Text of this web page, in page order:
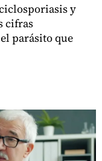
y
cifras
parásito que